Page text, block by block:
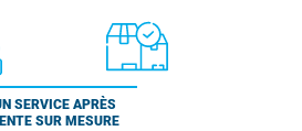
SERVICE APRÈS
SUR MESURE